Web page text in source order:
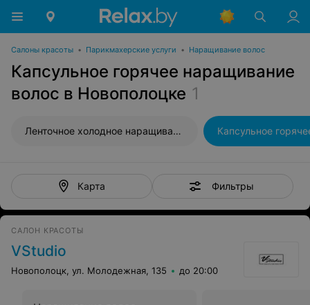
Салоны красоты • Парикмахерские услуги • Наращивание волос
Капсульное горячее наращивание
волос в Новополоцке 1
Ленточное холодное наращивание волос
Карта Фильтры
САЛОН КРАСОТЫ
VStudio
Новополоцк, ул. Молодежная, 135 до 20:00